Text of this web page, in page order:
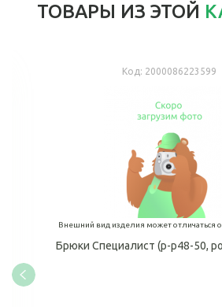
ТОВАРЫ ИЗ ЭТОЙ
Код: 2000086223599
Внешний вид изделия может отличаться
Брюки Специалист (р-р48-50,